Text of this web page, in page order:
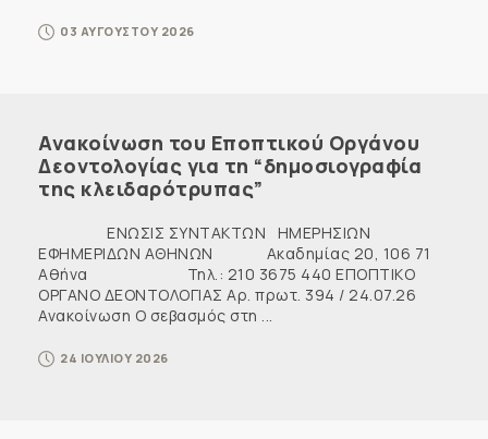
03 ΑΥΓΟΥΣΤΟΥ 2026
Ανακοίνωση του Εποπτικού Οργάνου
Δεοντολογίας για τη “δημοσιογραφία
της κλειδαρότρυπας”
ΕΝΩΣΙΣ ΣΥΝΤΑΚΤΩΝ ΗΜΕΡΗΣΙΩΝ
ΕΦΗΜΕΡΙΔΩΝ ΑΘΗΝΩΝ Ακαδημίας 20, 106 71
Αθήνα Τηλ.: 210 3675 440 ΕΠΟΠΤΙΚΟ
ΟΡΓΑΝΟ ΔΕΟΝΤΟΛΟΓΙΑΣ Αρ. πρωτ. 394 / 24.07.26
Ανακοίνωση Ο σεβασμός στη ...
24 ΙΟΥΛΙΟΥ 2026